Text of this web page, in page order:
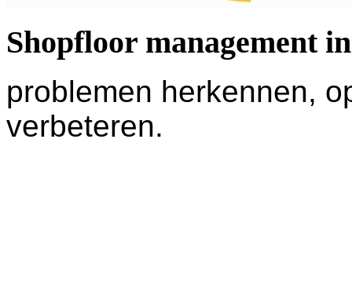
Shopfloor management
problemen herkennen,
verbeteren.